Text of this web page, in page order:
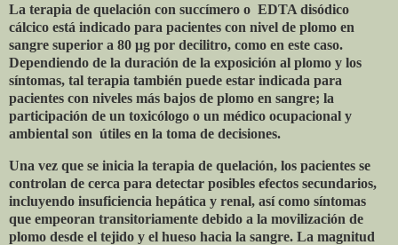
La terapia de quelación con succímero o EDTA disódico
cálcico está indicado para pacientes con nivel de plomo en
sangre superior a 80 μg por decilitro, como en este caso.
Dependiendo de la duración de la exposición al plomo y los
síntomas, tal terapia también puede estar indicada para
pacientes con niveles más bajos de plomo en sangre; la
participación de un toxicólogo o un médico ocupacional y
ambiental son útiles en la toma de decisiones.
Una vez que se inicia la terapia de quelación, los pacientes se
controlan de cerca para detectar posibles efectos secundarios,
incluyendo insuficiencia hepática y renal, así como síntomas
que empeoran transitoriamente debido a la movilización de
plomo desde el tejido y el hueso hacia la sangre. La magnitud